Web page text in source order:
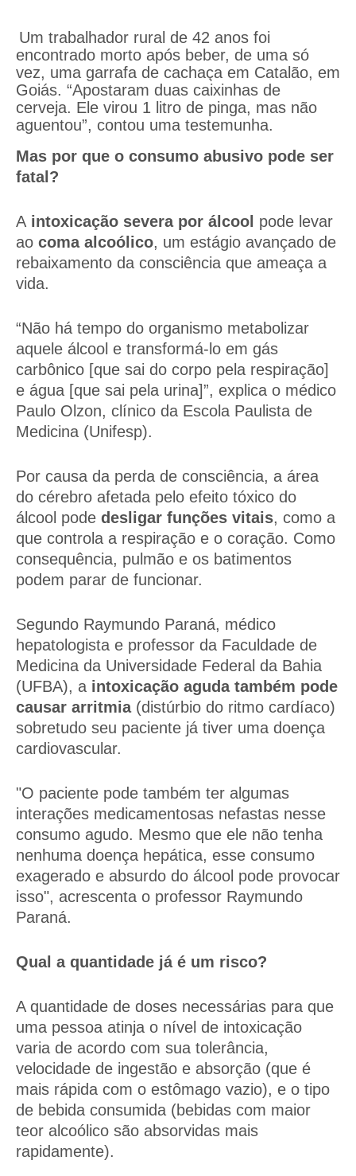
Um trabalhador rural de 42 anos foi
encontrado morto após beber, de uma só
vez, uma garrafa de cachaça em Catalão, em
Goiás. “Apostaram duas caixinhas de
cerveja. Ele virou 1 litro de pinga, mas não
aguentou”, contou uma testemunha.
Mas por que o consumo abusivo pode ser
fatal?
A intoxicação severa por álcool pode levar
ao coma alcoólico, um estágio avançado de
rebaixamento da consciência que ameaça a
vida.
“Não há tempo do organismo metabolizar
aquele álcool e transformá-lo em gás
carbônico [que sai do corpo pela respiração]
e água [que sai pela urina]”, explica o médico
Paulo Olzon, clínico da Escola Paulista de
Medicina (Unifesp).
Por causa da perda de consciência, a área
do cérebro afetada pelo efeito tóxico do
álcool pode desligar funções vitais, como a
que controla a respiração e o coração. Como
consequência, pulmão e os batimentos
podem parar de funcionar.
Segundo Raymundo Paraná, médico
hepatologista e professor da Faculdade de
Medicina da Universidade Federal da Bahia
(UFBA), a intoxicação aguda também pode
causar arritmia(distúrbio do ritmo cardíaco)
sobretudo seu paciente já tiver uma doença
cardiovascular.
"O paciente pode também ter algumas
interações medicamentosas nefastas nesse
consumo agudo. Mesmo que ele não tenha
nenhuma doença hepática, esse consumo
exagerado e absurdo do álcool pode provocar
isso", acrescenta o professor Raymundo
Paraná.
Qual a quantidade já é um risco?
A quantidade de doses necessárias para que
uma pessoa atinja o nível de intoxicação
varia de acordo com sua tolerância,
velocidade de ingestão e absorção (que é
mais rápida com o estômago vazio), e o tipo
de bebida consumida (bebidas com maior
teor alcoólico são absorvidas mais
rapidamente).